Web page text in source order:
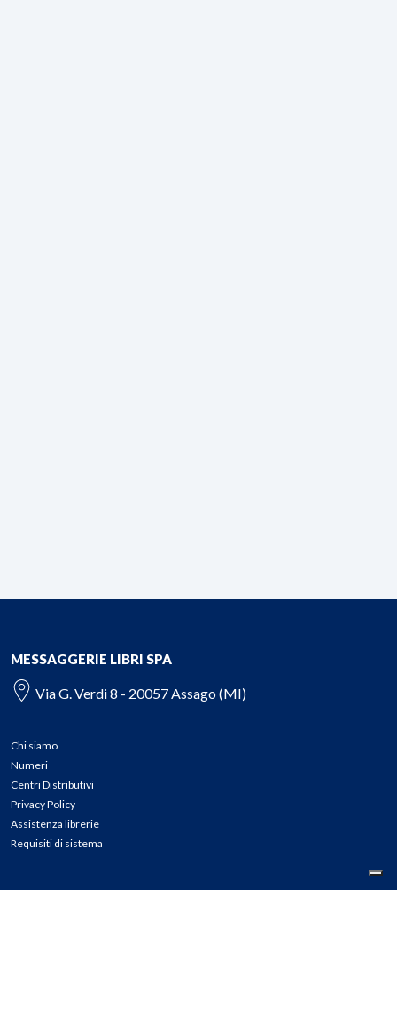
MESSAGGERIE LIBRI SPA
Via G. Verdi 8 - 20057 Assago (MI)
Chi siamo
Numeri
Centri Distributivi
Privacy Policy
Assistenza librerie
Requisiti di sistema
CONTATTI